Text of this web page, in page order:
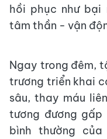
hồi phục như
tâm thần - vận
Ngay trong đêm,
trương triển khai
sâu, thay máu
tương đương gấp
bình thường